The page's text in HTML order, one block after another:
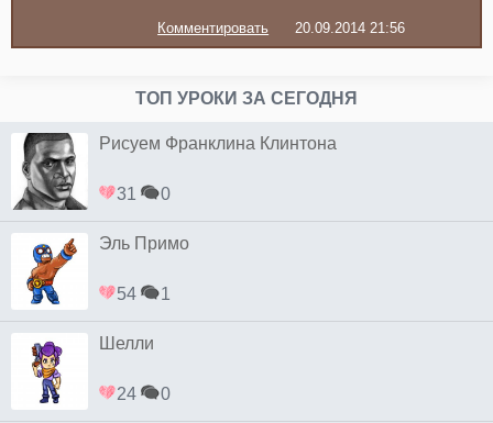
Комментировать 20.09.2014 21:56
ТОП УРОКИ ЗА СЕГОДНЯ
Рисуем Франклина Клинтона
31 0
Эль Примо
54 1
Шелли
24 0